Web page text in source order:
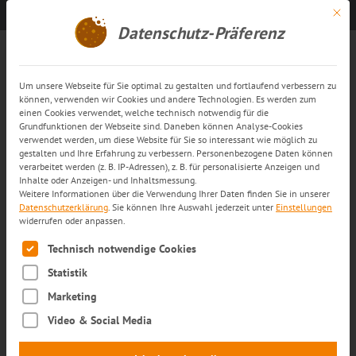
Kontakt aufnehmen
Hinweisgebersysteme
trans-o-flex Hinweisgebersystem
(Whistleblowing)
Bei trans-o-flex steht die Förderung einer
transparenten Unternehmenskultur an erster
Stelle. Daher ermutigen wir alle, die für unser
Unternehmen tätig sind, uns Missstände
mitzuteilen.
Unsere Hinweisgeber-Plattform bietet allen
Mitarbeiterinnen und Mitarbeitern der trans-o-
Mit
Datenschutz-Präferenz
Um unsere Webseite für Sie optimal zu gestalten und fortlaufend verbessern zu
können, verwenden wir Cookies und andere Technologien. Es werden zum
einen Cookies verwendet, welche technisch notwendig für die
Grundfunktionen der Webseite sind. Daneben können Analyse-Cookies
verwendet werden, um diese Website für Sie so interessant wie möglich zu
gestalten und Ihre Erfahrung zu verbessern. Personenbezogene Daten können
verarbeitet werden (z. B. IP-Adressen), z. B. für personalisierte Anzeigen und
Inhalte oder Anzeigen- und Inhaltsmessung.
Weitere Informationen über die Verwendung Ihrer Daten finden Sie in unserer
Datenschutzerklärung. Sie können Ihre Auswahl jederzeit unter Einstellungen
widerrufen oder anpassen.
Es folgt eine Liste der Service-Gruppen, für die eine
Technisch notwendige Cookies
Statistik
Marketing
Video & Social Media